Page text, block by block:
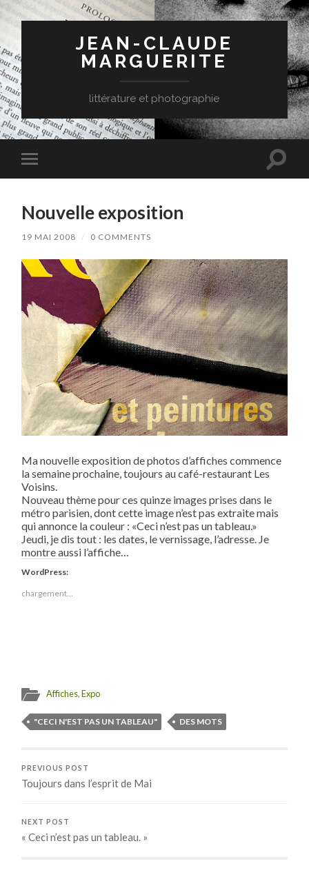
JEAN-CLAUDE
MARGUERITE
littérature et photographie
Toggle
mobile
Toggle
Nouvelle exposition
19 MAI 2008 / 0 COMMENTS
Ma nouvelle exposition de photos d’affiches commence
la semaine prochaine, toujours au café-restaurant Les
Voisins.
Nouveau thème pour ces quinze images prises dans le
métro parisien, dont cette image n’est pas extraite mais
qui annonce la couleur : «Ceci n’est pas un tableau.»
Jeudi, je dis tout : les dates, le vernissage, l’adresse. Je
montre aussi l’affiche…
WordPress:
chargement…
Affiches,Expo
"CECI N'EST PAS UN TABLEAU" DES MOTS
PREVIOUS POST
Toujours dans l’esprit de Mai
NEXT POST
« Ceci n’est pas un tableau. »